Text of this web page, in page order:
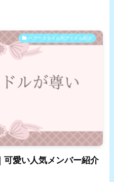
ヘアースタイル別アイドル紹介
可愛い人気メンバー紹介